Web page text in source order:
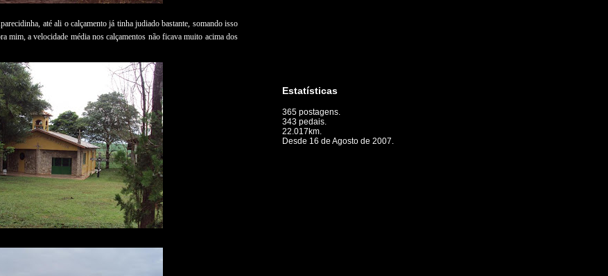
até ali o calçamento já tinha judiado bastante, somando isso
mim, a velocidade média nos calçamentos não ficava muito acima dos
Estatísticas
365 postagens.
343 pedais.
22.017km.
Desde 16 de Agosto de 2007.